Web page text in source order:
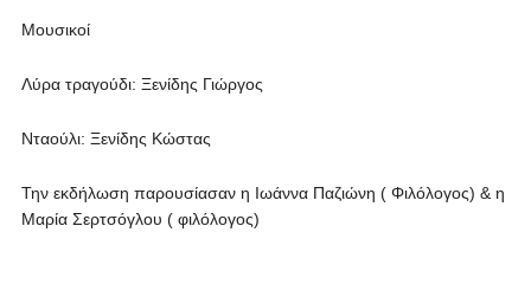
Μουσικοί
Λύρα τραγούδι: Ξενίδης Γιώργος
Νταούλι: Ξενίδης Κώστας
Την εκδήλωση παρουσίασαν η Ιωάννα Παζιώνη ( Φιλόλογος) & η
Μαρία Σερτσόγλου ( φιλόλογος)